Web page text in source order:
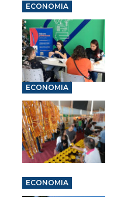
ECONOMIA
ECONOMIA
ECONOMIA